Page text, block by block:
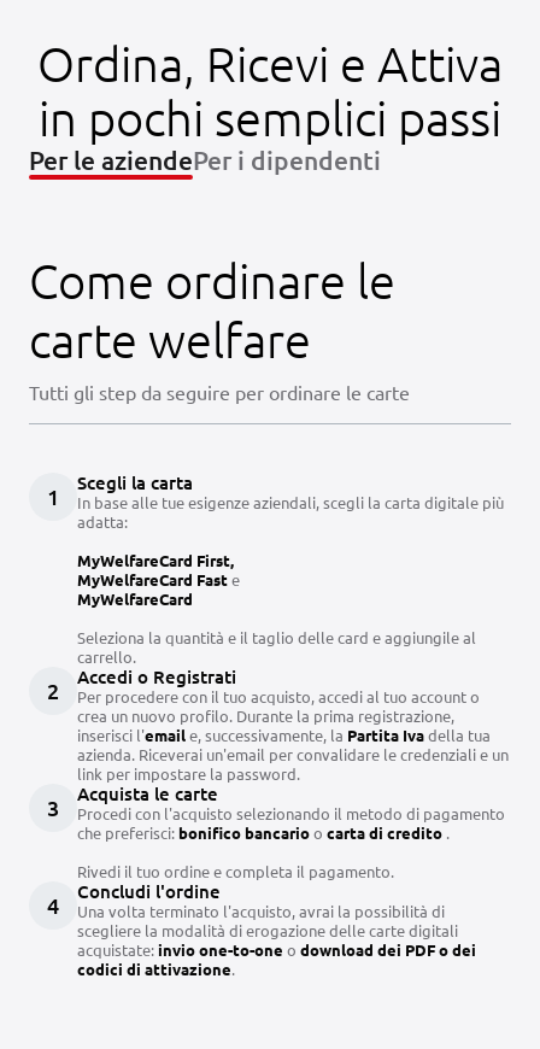
Ordina, Ricevi e Attiva
in pochi semplici passi
Per le aziendePer i dipendenti
Come ordinare le
carte welfare
Tutti gli step da seguire per ordinare le carte
1 Scegli la carta
In base alle tue esigenze aziendali, scegli la carta digitale più
adatta:
MyWelfareCard First,
MyWelfareCard Faste
MyWelfareCard
Seleziona la quantità e il taglio delle card e aggiungile al
carrello.
2 Accedi o Registrati
Per procedere con il tuo acquisto, accedi al tuo account o
crea un nuovo profilo. Durante la prima registrazione,
inserisci l'emaile, successivamente, la Partita Ivadella tua
azienda. Riceverai un'email per convalidare le credenziali e un
link per impostare la password.
3 Acquista le carte
Procedi con l'acquisto selezionando il metodo di pagamento
che preferisci:bonifico bancarioo carta di credito .
Rivedi il tuo ordine e completa il pagamento.
4 Concludi l'ordine
Una volta terminato l'acquisto, avrai la possibilità di
scegliere la modalità di erogazione delle carte digitali
acquistate:invio one-to-one o download dei PDF o dei
codici di attivazione.